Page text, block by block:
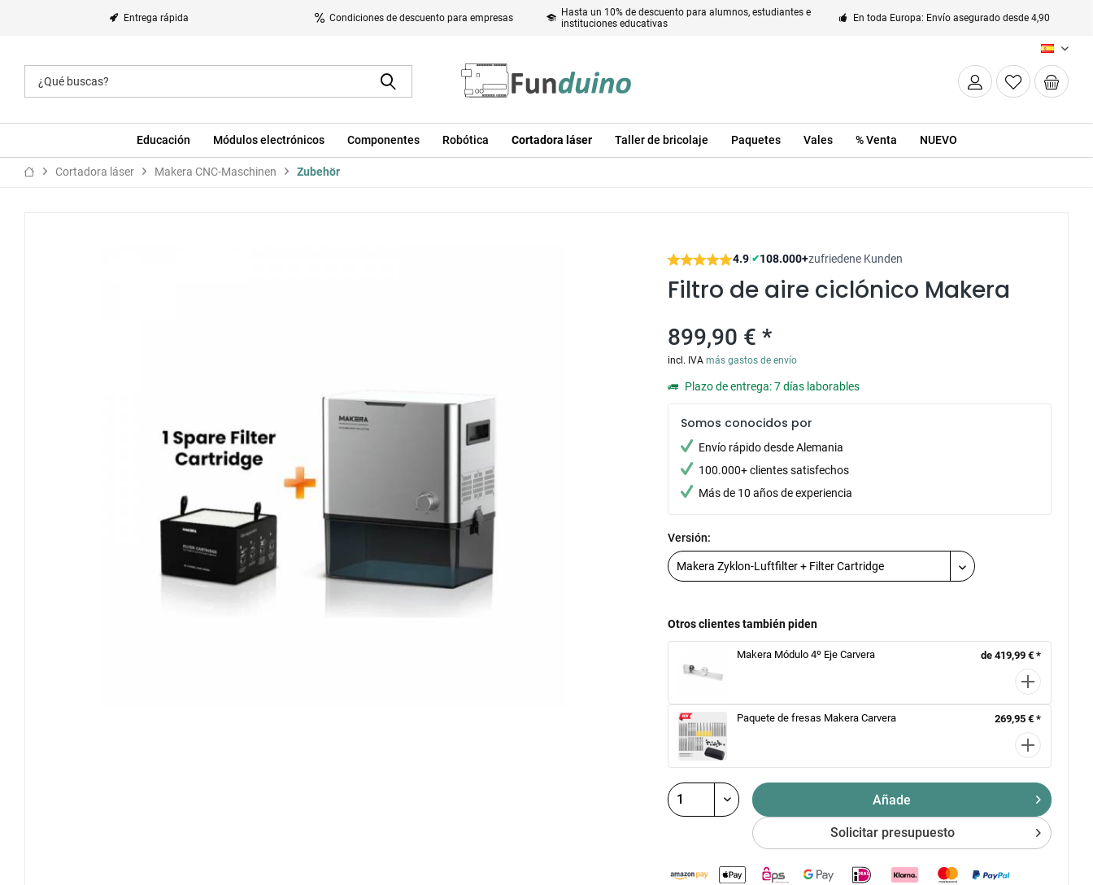
Entrega rápida Condiciones de descuento para empresas
Hasta un 10% de descuento para alumnos, estudiantes e
instituciones educativas
En toda Europa: Envío asegurado desde 4,90
ES
Educación Módulos electrónicos Componentes Robótica Cortadora láser Taller de bricolaje Paquetes Vales % Venta NUEVO
Cortadora láser Makera CNC-Maschinen Zubehör
4.9|✔108.000+zufriedene Kunden
Filtro de aire ciclónico Makera
899,90 € *
incl. IVAmás gastos de envío
Plazo de entrega: 7 días laborables
Somos conocidos por
Envío rápido desde Alemania
100.000+ clientes satisfechos
Más de 10 años de experiencia
Versión:
Otros clientes también piden
Makera Módulo 4º Eje Carvera de 419,99 € *
Paquete de fresas Makera Carvera 269,95 € *
Añade
Solicitar presupuesto